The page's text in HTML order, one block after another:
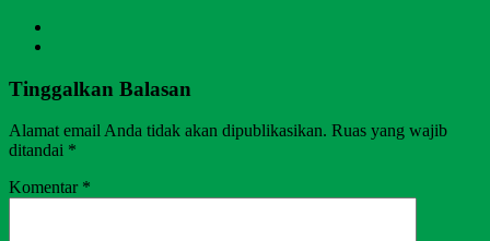
Tinggalkan Balasan
Alamat email Anda tidak akan dipublikasikan. Ruas yang wajib
ditandai *
Komentar *